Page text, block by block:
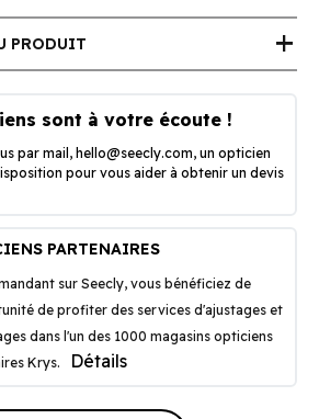
PRODUIT add
sont à votre écoute !
par mail, hello@seecly.com, un opticien
pour vous aider à obtenir un devis
PARTENAIRES
sur Seecly, vous bénéficiez de
de profiter des services d'ajustages et
dans l'un des 1000 magasins opticiens
Krys.
Détails